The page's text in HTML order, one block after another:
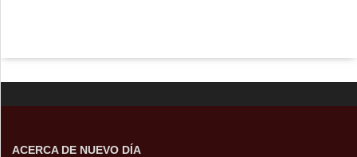
ACERCA DE NUEVO DÍA